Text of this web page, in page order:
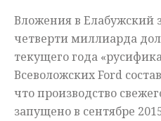
Вложения в Елабужский
четверти миллиарда
текущего года
Всеволожских Ford
что производство
запущено в сентябре